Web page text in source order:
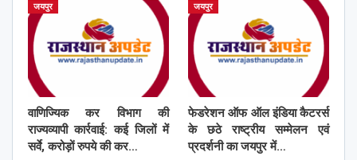
जयपुर
वाणिज्यिक कर विभाग की
राज्यव्यापी कार्रवाई: कई जिलों में
सर्वे, करोड़ों रुपये की कर…
जयपुर
फेडरेशन ऑफ ऑल इंडिया कैटरर्स
के छठे राष्ट्रीय सम्मेलन एवं
प्रदर्शनी का जयपुर में…